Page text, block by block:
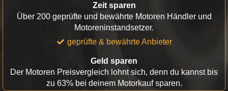
Zeit sparen
Über 200 geprüfte und bewährte Motoren Händler und
Motoreninstandsetzer.
geprüfte & bewährte Anbieter
Geld sparen
Der Motoren Preisvergleich lohnt sich, denn du kannst bis
zu 63% bei deinem Motorkauf sparen.